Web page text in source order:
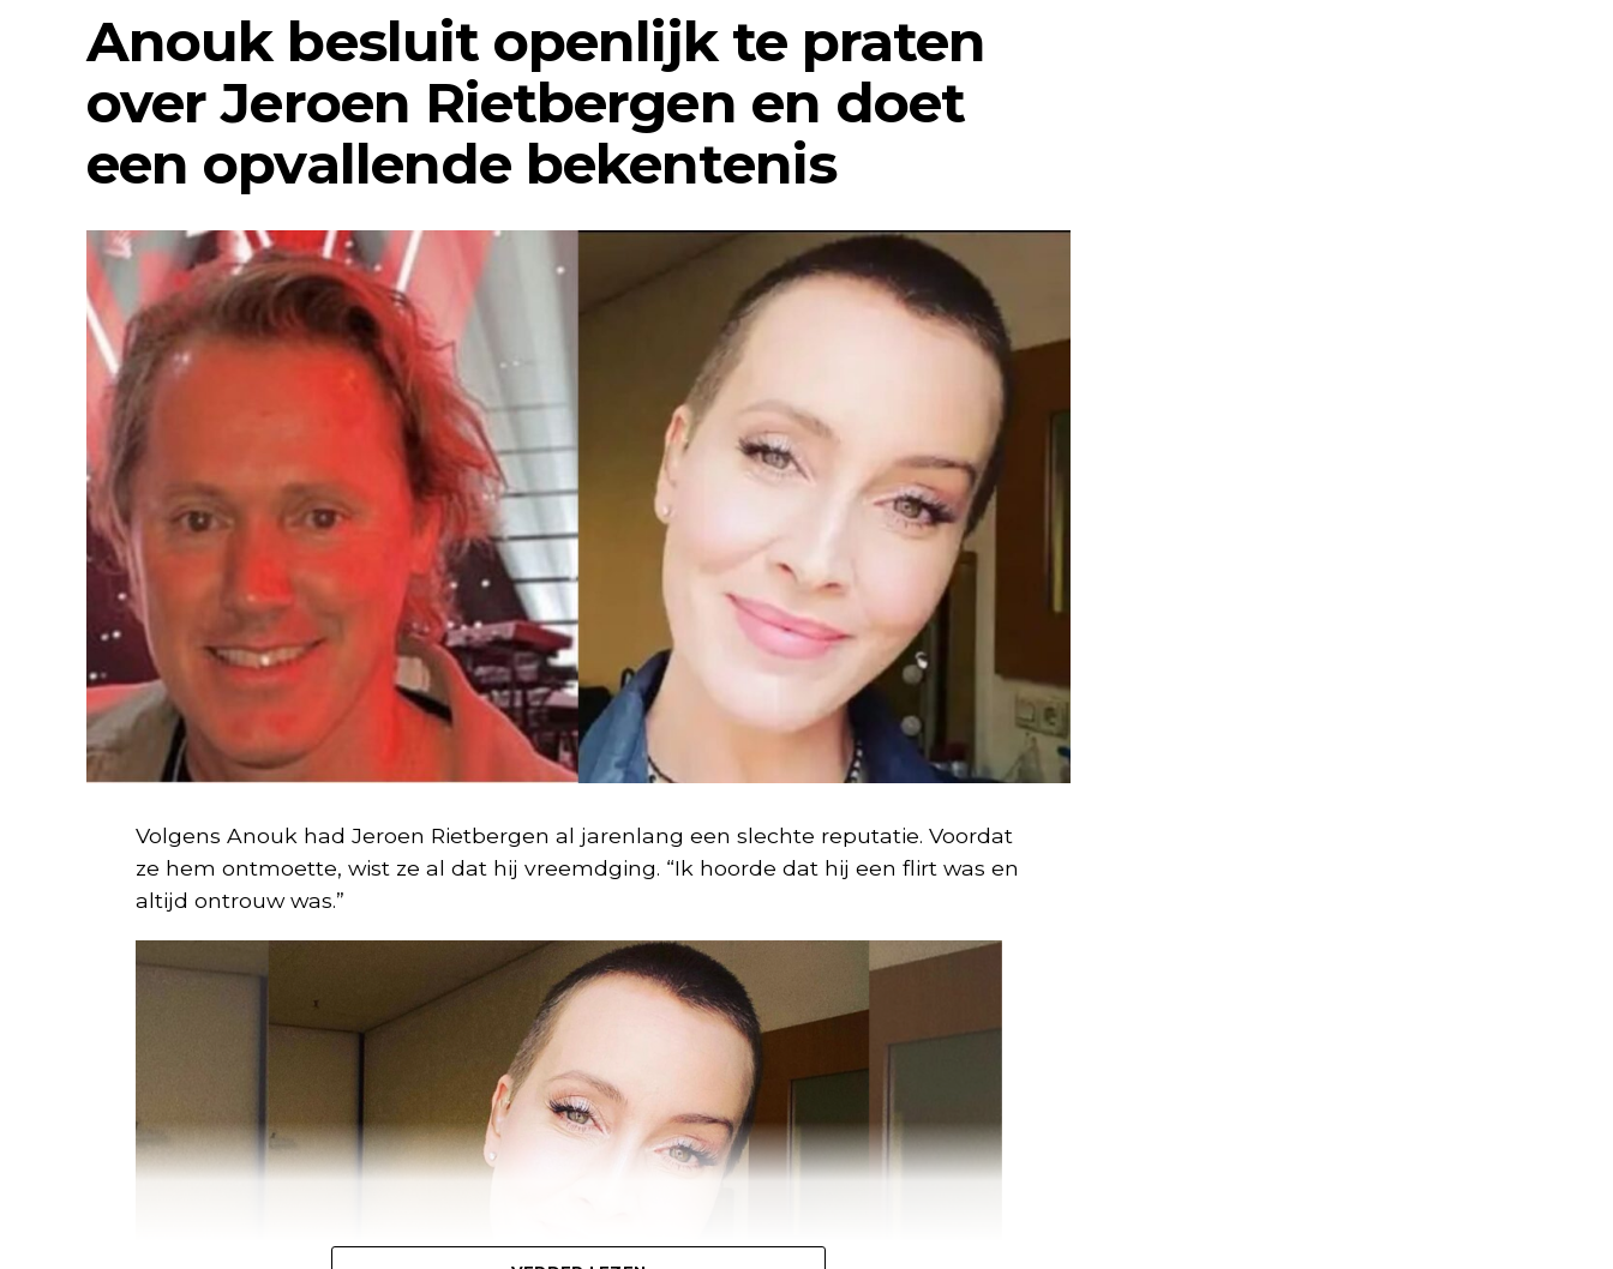
Anouk besluit openlijk te praten
over Jeroen Rietbergen en doet
een opvallende bekentenis
Volgens Anouk had Jeroen Rietbergen al jarenlang een slechte reputatie. Voordat
ze hem ontmoette, wist ze al dat hij vreemdging. “Ik hoorde dat hij een flirt was en
altijd ontrouw was.”